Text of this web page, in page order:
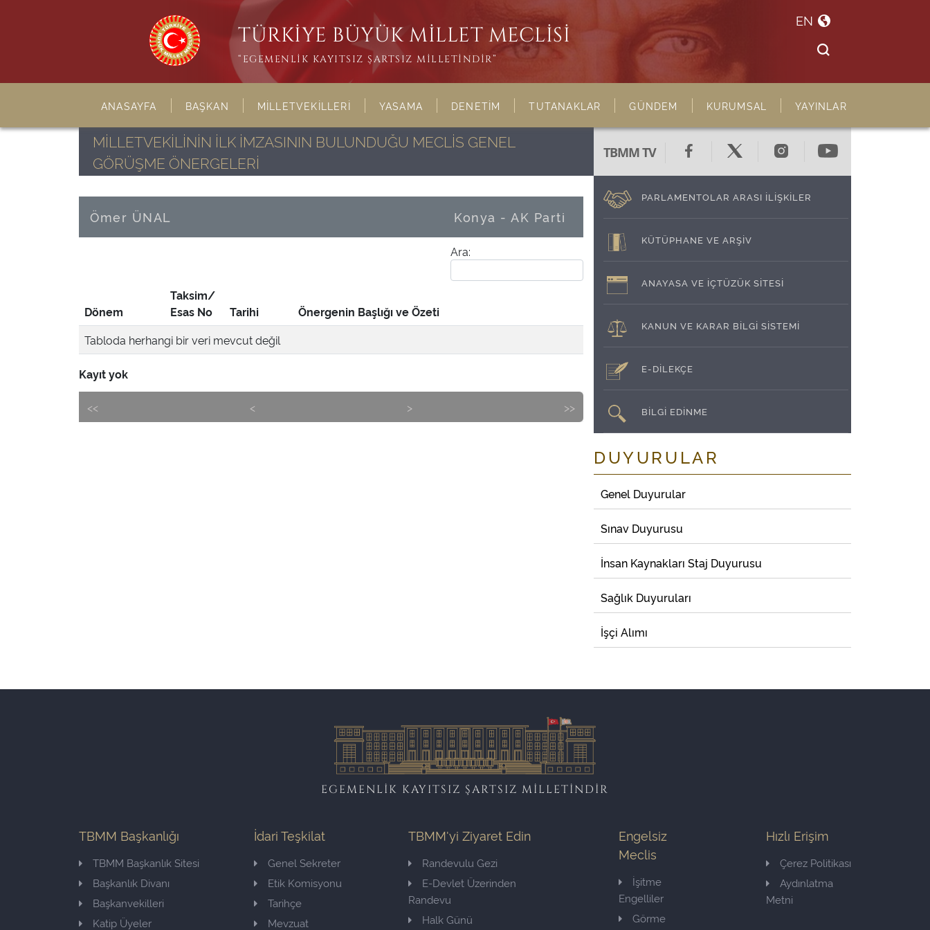
TÜRKİYE BÜYÜK MİLLET MECLİSİ
“EGEMENLİK KAYITSIZ ŞARTSIZ MİLLETİNDİR”
EN
ANASAYFA BAŞKAN MİLLETVEKİLLERİ YASAMA DENETİM TUTANAKLAR GÜNDEM KURUMSAL YAYINLAR
MİLLETVEKİLİNİN İLK İMZASININ BULUNDUĞU MECLİS GENEL
GÖRÜŞME ÖNERGELERİ
Ömer ÜNAL Konya - AK Parti
Ara:
Dönem
Taksim/
Esas No
Tarihi
Önergenin Başlığı ve Özeti
Tabloda herhangi bir veri mevcut değil
Kayıt yok
<< < > >>
TBMM TV
PARLAMENTOLAR ARASI İLİŞKİLER
KÜTÜPHANE VE ARŞİV
ANAYASA VE İÇTÜZÜK SİTESİ
KANUN VE KARAR BİLGİ SİSTEMİ
E-DİLEKÇE
BİLGİ EDİNME
DUYURULAR
Genel Duyurular
Sınav Duyurusu
İnsan Kaynakları Staj Duyurusu
Sağlık Duyuruları
İşçi Alımı
EGEMENLİK KAYITSIZ ŞARTSIZ MİLLETİNDİR
TBMM Başkanlığı
TBMM Başkanlık Sitesi
Başkanlık Divanı
Başkanvekilleri
Katip Üyeler
İdari Teşkilat
Genel Sekreter
Etik Komisyonu
Tarihçe
Mevzuat
TBMM'yi Ziyaret Edin
Randevulu Gezi
E-Devlet Üzerinden
Randevu
Halk Günü
Engelsiz
Meclis
İşitme
Engelliler
Görme
Hızlı Erişim
Çerez Politikası
Aydınlatma
Metni